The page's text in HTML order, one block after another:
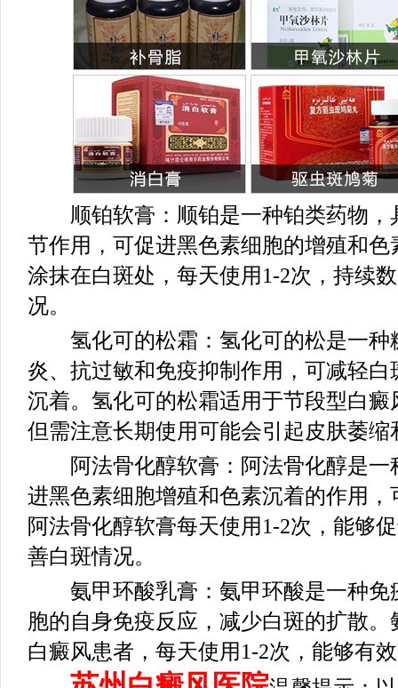
顺铂软膏：顺铂是一种铂类药物，
节作用，可促进黑色素细胞的增殖和
涂抹在白斑处，每天使用1-2次，持续
况。
氢化可的松霜：氢化可的松是一种
炎、抗过敏和免疫抑制作用，可减轻
沉着。氢化可的松霜适用于节段型白
但需注意长期使用可能会引起皮肤萎
阿法骨化醇软膏：阿法骨化醇是一
进黑色素细胞增殖和色素沉着的作用
阿法骨化醇软膏每天使用1-2次，能够
善白斑情况。
氨甲环酸乳膏：氨甲环酸是一种免
胞的自身免疫反应，减少白斑的扩散
白癜风患者，每天使用1-2次，能够有